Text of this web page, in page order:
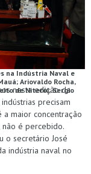
na Indústria Naval e
Ariovaldo Rocha,
de Niterói; Sergio
nesta edição da
precisam
a maior concentração
não é percebido.
o secretário José
indústria naval no